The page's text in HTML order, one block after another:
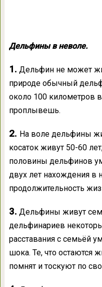
Дeльфины в неволе.
1. Дельфин не может
природе обычный
около 100 километров
проплывешь.
2. На воле дельфины
косаток живут 50-60
половины дельфинов
двух лет нахождения в
продолжительность
3. Дельфины живут
дельфинариев
расставания с семьёй
шока. Те, что
помнят и тоскуют по